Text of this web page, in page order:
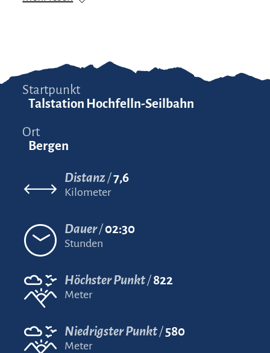
Startpunkt
Talstation Hochfelln-Seilbahn
Ort
Bergen
Distanz 7,6
Kilometer
Dauer 02:30
Stunden
Höchster Punkt 822
Meter
Niedrigster Punkt 580
Meter